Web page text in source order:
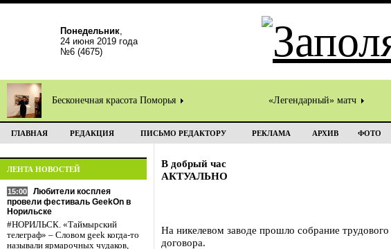
Понедельник,
24 июня 2019 года
№6 (4675)
Бесконечная красота Поморья «Легендарный» матч
ГЛАВНАЯ РЕДАКЦИЯ ПИСЬМО РЕДАКТОРУ РЕКЛАМА АРХИВ ФОТО
ЛЕНТА НОВОСТЕЙ
15:00
Любители косплея
провели фестиваль GeekOn в
Норильске
#НОРИЛЬСК. «Таймырский
телеграф» – Словом geek когда-то
называли ярмарочных чудаков,
В добрый час
АКТУАЛЬНО
На никелевом заводе прошло собрание
договора.